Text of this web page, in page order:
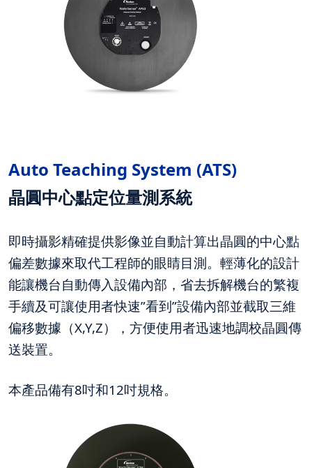
Auto Teaching System (ATS)
晶圓中心點定位量測系統
即時攝影精確提供影像並自動計算出晶圓的中心點
偏差數據來取代工程師的眼睛目測。輕薄化的設計
能讓機台自動傳入設備內部，省去拆解機台的繁複
手續及可讓使用者快速”看到”設備內部並截取三維
偏移數據（X,Y,Z），方便使用者迅速地調校晶圓傳
送裝置。
本產品備有8吋和12吋規格。